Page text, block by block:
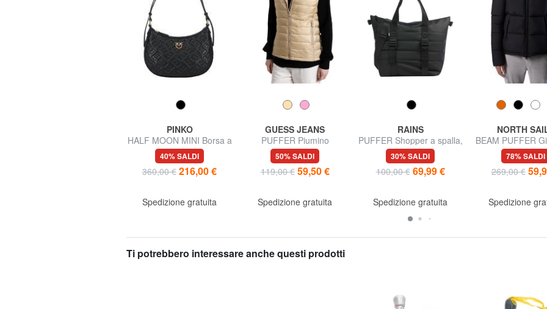
PINKO
HALF MOON MINI Borsa a
spalla, in pelle
40% SALDI
360,00 € 216,00 €
Spedizione gratuita
GUESS JEANS
PUFFER Piumino
smanicato
50% SALDI
119,00 € 59,50 €
Spedizione gratuita
RAINS
PUFFER Shopper a spalla,
con tracolla
30% SALDI
100,00 € 69,99 €
Spedizione gratuita
NORTH
BEAM PUFFER
con
78% SALDI
269,00 €
Spedizione
Ti potrebbero interessare anche questi prodotti